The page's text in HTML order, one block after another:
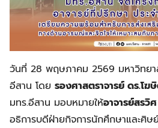
วันที่ 28 พฤษภาคม 2569 มหาวิทยา
อีสาน โดย รองศาสตราจารย์ ดร.โฆ
มทร.อีสาน มอบหมายให้อาจารย์สรวิ
อธิการบดีฝ่ายกิจการนักศึกษาและศิษ